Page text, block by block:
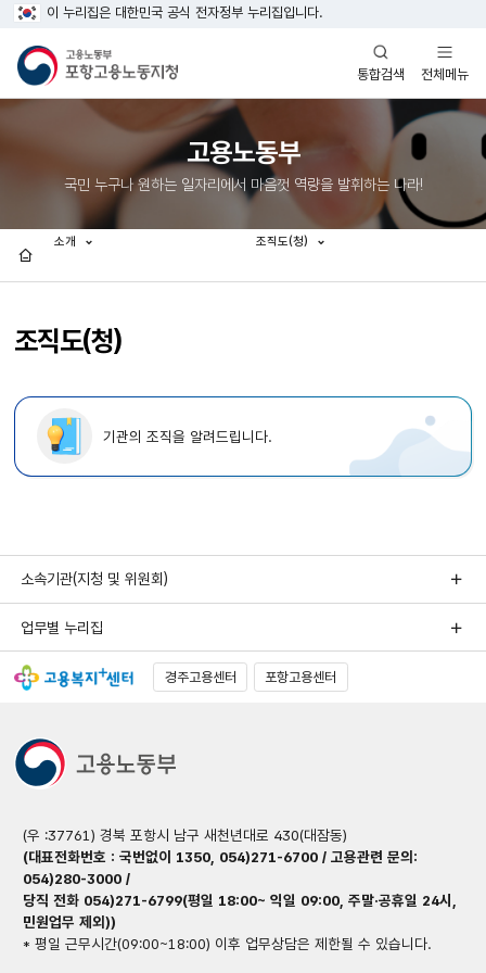
이 누리집은 대한민국 공식 전자정부 누리집입니다.
통합검색
열기
전체메뉴
열기
고용노동부
국민 누구나 원하는 일자리에서 마음껏 역량을 발휘하는 나라!
조직도(청)
소개 조직도(청)
기관의 조직을 알려드립니다.
소속기관(지청 및 위원회)
업무별 누리집
경주고용센터 포항고용센터
(우 :37761) 경북 포항시 남구 새천년대로 430(대잠동)
(대표전화번호 : 국번없이 1350, 054)271-6700 / 고용관련 문의:
054)280-3000 /
당직 전화 054)271-6799(평일 18:00~ 익일 09:00, 주말·공휴일 24시,
민원업무 제외))
* 평일 근무시간(09:00~18:00) 이후 업무상담은 제한될 수 있습니다.